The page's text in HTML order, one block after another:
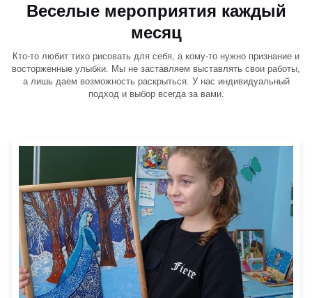
Веселые мероприятия каждый
месяц
Кто-то любит тихо рисовать для себя, а кому-то нужно признание и
восторженные улыбки. Мы не заставляем выставлять свои работы,
а лишь даем возможность раскрыться. У нас индивидуальный
подход и выбор всегда за вами.